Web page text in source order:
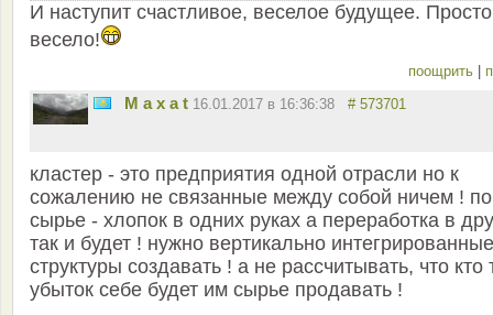
И наступит счастливое, веселое будущее.
весело!
поощрить
M a x a t 16.01.2017 в 16:36:38 # 573701
кластер - это предприятия одной отрасли но к
сожалению не связанные между собой ничем !
сырье - хлопок в одних руках а переработка в
так и будет ! нужно вертикально интегрированные
структуры создавать ! а не рассчитывать, что кто
убыток себе будет им сырье продавать !